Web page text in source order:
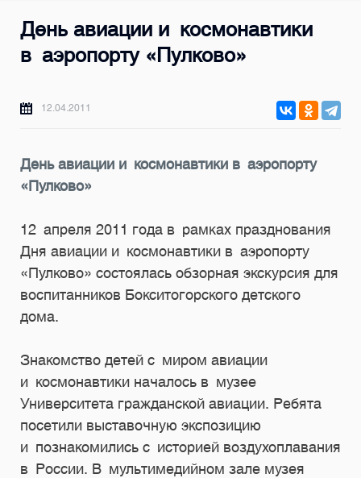
День авиации и космонавтики
в аэропорту «Пулково»
12.04.2011
День авиации и космонавтики в аэропорту
«Пулково»
12 апреля 2011 года в рамках празднования
Дня авиации и космонавтики в аэропорту
«Пулково» состоялась обзорная экскурсия для
воспитанников Бокситогорского детского
дома.
Знакомство детей с миром авиации
и космонавтики началось в музее
Университета гражданской авиации. Ребята
посетили выставочную экспозицию
и познакомились с историей воздухоплавания
в России. В мультимедийном зале музея